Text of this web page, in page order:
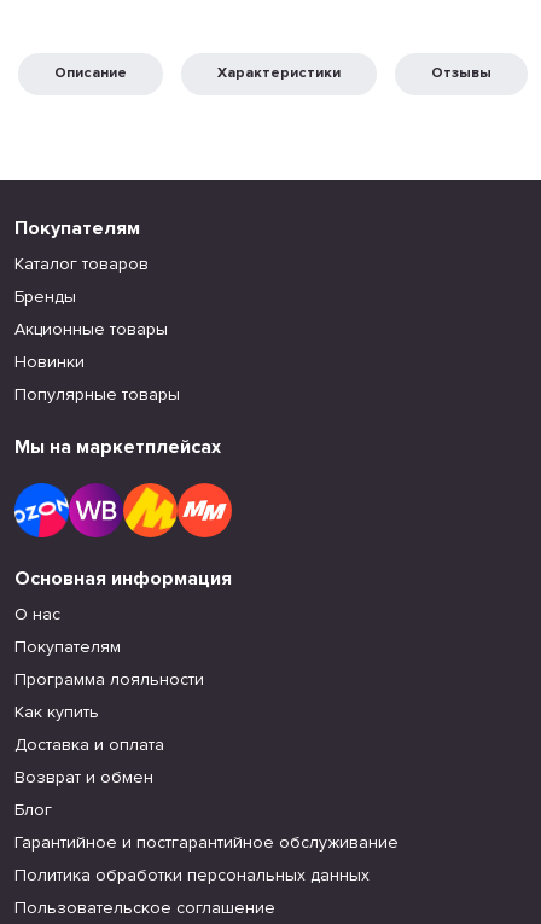
Описание Характеристики Отзывы
Покупателям
Каталог товаров
Бренды
Акционные товары
Новинки
Популярные товары
Мы на маркетплейсах
Основная информация
О нас
Покупателям
Программа лояльности
Как купить
Доставка и оплата
Возврат и обмен
Блог
Гарантийное и постгарантийное обслуживание
Политика обработки персональных данных
Пользовательское соглашение